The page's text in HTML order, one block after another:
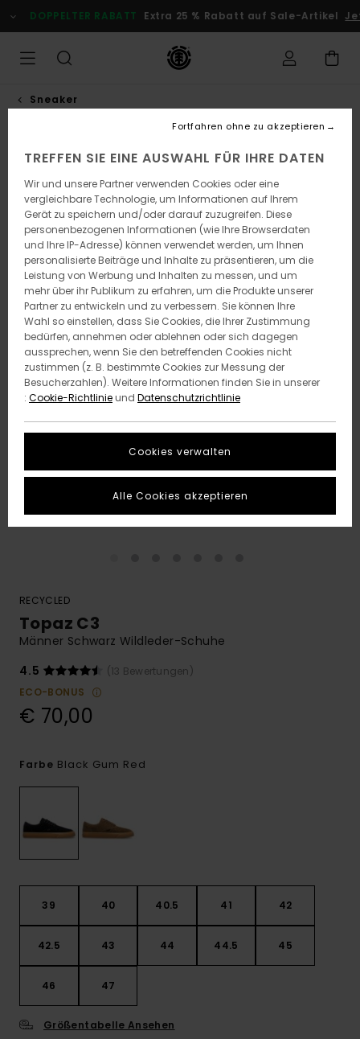
zur
Produktinformation
DOPPELTER RABATT Extra 25 % Rabatt auf Sale-Artikel
Sneaker
RECYCLED
Topaz C3
Männer Schwarz Wildleder-Schuhe
4.5
(13 Bewertungen)
ECO-BONUS
€ 70,00
Farbe Black Gum Red
39 40 40.5 41 42
42.5 43 44 44.5 45
46 47
Größentabelle Ansehen
TREFFEN SIE EINE AUSWAHL FÜR IHRE DATEN
Wir und unsere Partner verwenden Cookies oder eine
vergleichbare Technologie, um Informationen auf Ihrem
Gerät zu speichern und/oder darauf zuzugreifen. Diese
personenbezogenen Informationen (wie Ihre Browserdaten
und Ihre IP-Adresse) können verwendet werden, um Ihnen
personalisierte Beiträge und Inhalte zu präsentieren, um die
Leistung von Werbung und Inhalten zu messen, und um
mehr über ihr Publikum zu erfahren, um die Produkte unserer
Partner zu entwickeln und zu verbessern. Sie können Ihre
Wahl so einstellen, dass Sie Cookies, die Ihrer Zustimmung
bedürfen, annehmen oder ablehnen oder sich dagegen
aussprechen, wenn Sie den betreffenden Cookies nicht
zustimmen (z. B. bestimmte Cookies zur Messung der
Besucherzahlen). Weitere Informationen finden Sie in unserer
: Cookie-Richtlinieund Datenschutzrichtlinie
Cookies verwalten
Fortfahren ohne zu akzeptieren
Alle Cookies akzeptieren